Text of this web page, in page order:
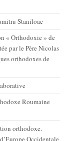
Staniloae
« Orthodoxie » de
par le Père Nicolas
orthodoxes de
Roumaine
orthodoxe.
Occidentale